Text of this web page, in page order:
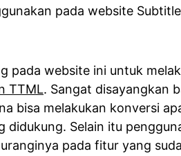
pada website
pada website ini untuk
TTML. Sangat disayangkan
bisa melakukan konversi
didukung. Selain itu
pada fitur yang